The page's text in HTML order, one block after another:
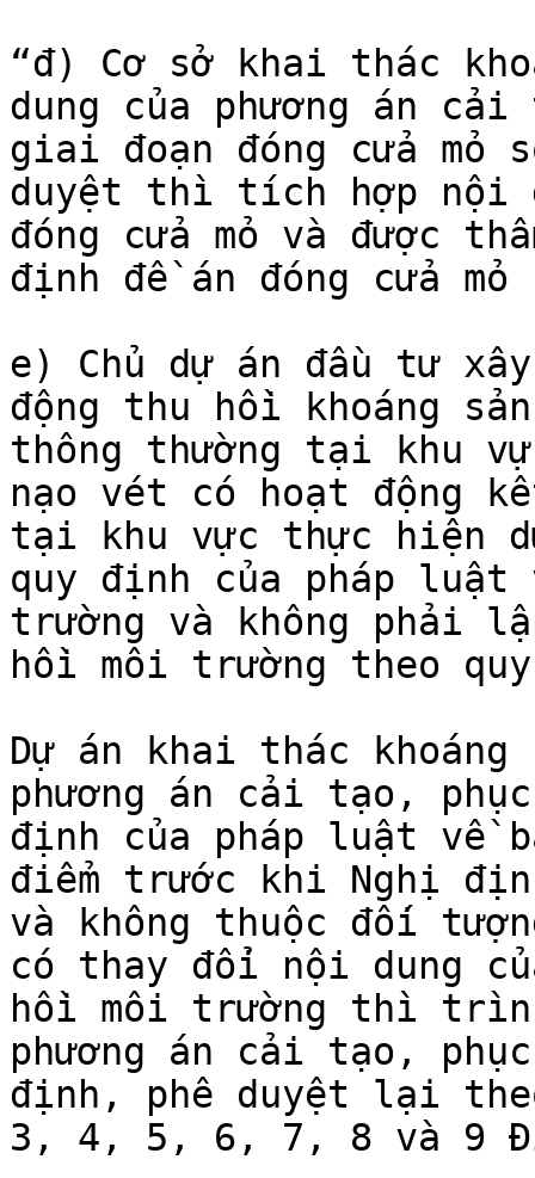
“đ) Cơ sở khai thác
dung của phương án
giai đoạn đóng cửa mỏ
duyệt thì tích hợp nội
đóng cửa mỏ và được
định đề án đóng cửa mỏ
e) Chủ dự án đầu tư
động thu hồi khoáng
thông thường tại khu
nạo vét có hoạt động
tại khu vực thực hiện
quy định của pháp luật
trường và không phải
hồi môi trường theo
Dự án khai thác khoáng
phương án cải tạo,
định của pháp luật về
điểm trước khi Nghị
và không thuộc đối
có thay đổi nội dung
hồi môi trường thì
phương án cải tạo,
định, phê duyệt lại